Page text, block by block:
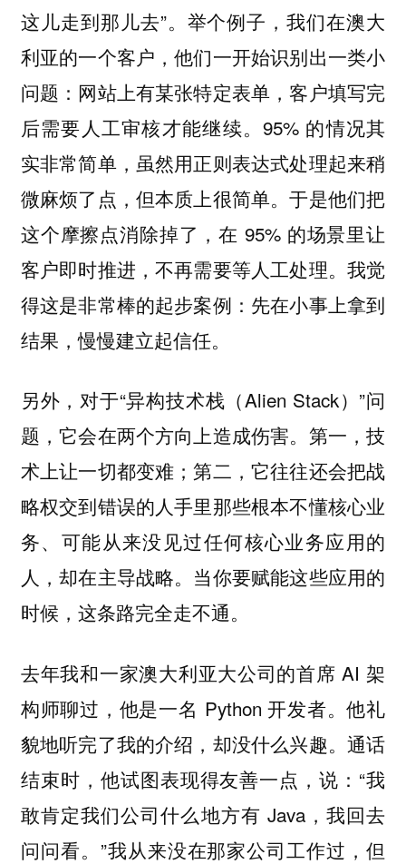
这儿走到那儿去”。举个例子，我们在澳大
利亚的一个客户，他们一开始识别出一类小
问题：网站上有某张特定表单，客户填写完
后需要人工审核才能继续。95% 的情况其
实非常简单，虽然用正则表达式处理起来稍
微麻烦了点，但本质上很简单。于是他们把
这个摩擦点消除掉了，在 95% 的场景里让
客户即时推进，不再需要等人工处理。我觉
得这是非常棒的起步案例：先在小事上拿到
结果，慢慢建立起信任。
另外，对于“异构技术栈（Alien Stack）”问
题，它会在两个方向上造成伤害。第一，技
术上让一切都变难；第二，它往往还会把战
略权交到错误的人手里那些根本不懂核心业
务、可能从来没见过任何核心业务应用的
人，却在主导战略。当你要赋能这些应用的
时候，这条路完全走不通。
去年我和一家澳大利亚大公司的首席 AI 架
构师聊过，他是一名 Python 开发者。他礼
貌地听完了我的介绍，却没什么兴趣。通话
结束时，他试图表现得友善一点，说：“我
敢肯定我们公司什么地方有 Java，我回去
问问看。”我从来没在那家公司工作过，但